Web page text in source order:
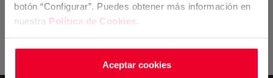
botón “Configurar”. Puedes obtener más información en
nuestra Política de Cookies
Aceptar cookies
SUSCRÍBETE